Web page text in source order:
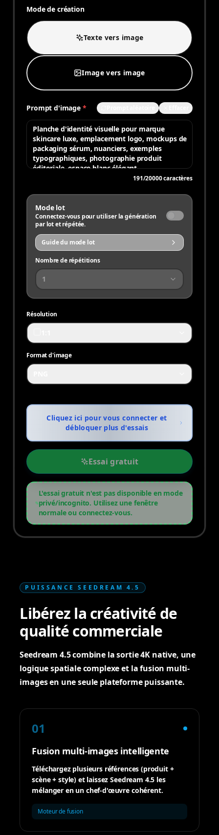
Mode de création
Texte vers image
Image vers image
Prompt d'image *
191/20000caractères
Mode lot
Connectez-vous pour utiliser la génération
par lot et répétée.
Guide du mode lot
Nombre de répétitions
1
Résolution
Format d'image
Cliquez ici pour vous connecter et
débloquer plus d'essais
Essai gratuit
L'essai gratuit n'est pas disponible en mode
privé/incognito. Utilisez une fenêtre
normale ou connectez-vous.
PUISSANCE SEEDREAM 4.5
Libérez la créativité de
qualité commerciale
Seedream 4.5 combine la sortie 4K native, une
logique spatiale complexe et la fusion multi-
images en une seule plateforme puissante.
01
Fusion multi-images intelligente
Téléchargez plusieurs références (produit +
scène + style) et laissez Seedream 4.5 les
mélanger en un chef-d'œuvre cohérent.
Moteur de fusion